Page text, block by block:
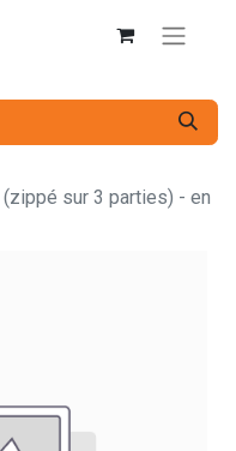
sur 3 parties) - en